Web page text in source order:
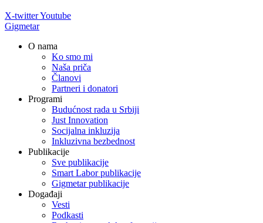
X-twitterYoutube
Gigmetar
O nama
Ko smo mi
Naša priča
Članovi
Partneri i donatori
Programi
Budućnost rada u Srbiji
Just Innovation
Socijalna inkluzija
Inkluzivna bezbednost
Publikacije
Sve publikacije
Smart Labor publikacije
Gigmetar publikacije
Događaji
Vesti
Podkasti